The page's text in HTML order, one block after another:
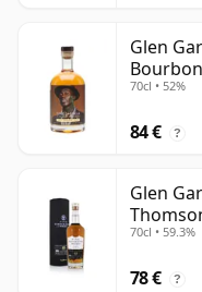
Glen
70cl • 52%
84 € ?
Glen
70cl • 59.3%
78 € ?